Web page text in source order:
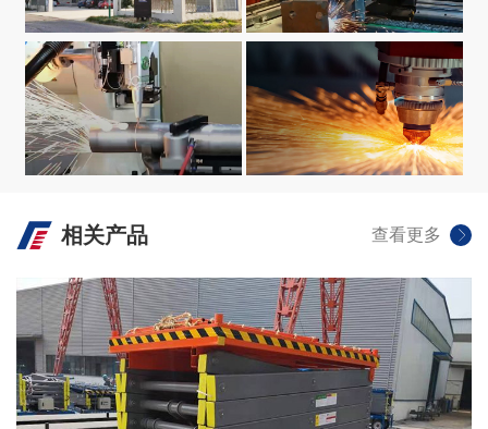
VIEW +
生产设备
VIEW +
VIEW +
相关产品 查看更多